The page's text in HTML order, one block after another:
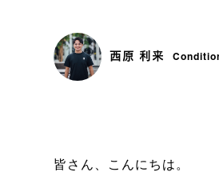
西原 利来
皆さん、こんにちは。